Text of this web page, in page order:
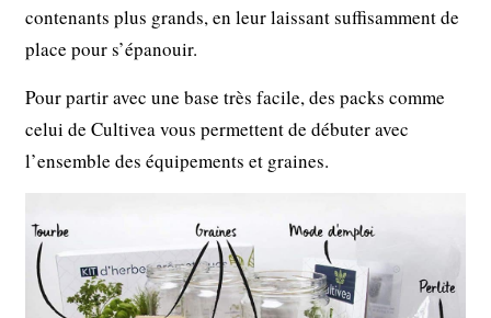
contenants plus grands, en leur laissant suffisamment de
place pour s’épanouir.
Pour partir avec une base très facile, des packs comme
celui de Cultivea vous permettent de débuter avec
l’ensemble des équipements et graines.